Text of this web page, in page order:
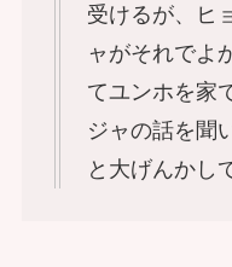
受けるが、ヒ
ャがそれでよ
てユンホを家
ジャの話を聞
と大げんかし